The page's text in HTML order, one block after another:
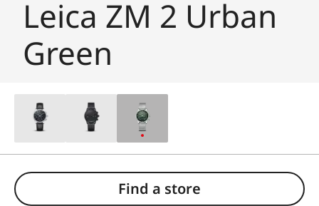
Leica ZM 2 Urban
Green
Find a store